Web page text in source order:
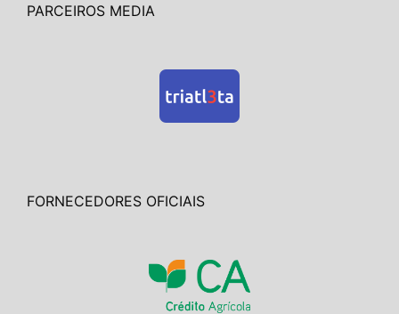
PARCEIROS MEDIA
FORNECEDORES OFICIAIS